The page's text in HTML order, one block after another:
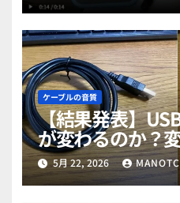
ケーブルの音質
【結果発表】
が変わるのか？
ブラインドABテ
が証明する音質
5月 22, 2026